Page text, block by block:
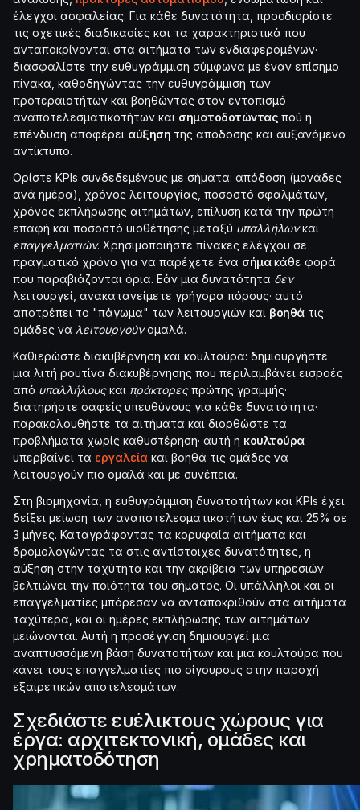
έλεγχοι ασφαλείας. Για κάθε δυνατότητα, προσδιορίστε
τις σχετικές διαδικασίες και τα χαρακτηριστικά που
ανταποκρίνονται στα αιτήματα των ενδιαφερομένων·
διασφαλίστε την ευθυγράμμιση σύμφωνα με έναν επίσημο
πίνακα, καθοδηγώντας την ευθυγράμμιση των
προτεραιοτήτων και βοηθώντας στον εντοπισμό
αναποτελεσματικοτήτων και σηματοδοτώντας πού η
επένδυση αποφέρει αύξηση της απόδοσης και αυξανόμενο
αντίκτυπο.
Ορίστε KPIs συνδεδεμένους με σήματα: απόδοση (μονάδες
ανά ημέρα), χρόνος λειτουργίας, ποσοστό σφαλμάτων,
χρόνος εκπλήρωσης αιτημάτων, επίλυση κατά την πρώτη
επαφή και ποσοστό υιοθέτησης μεταξύ υπαλλήλωνκαι
επαγγελματιών. Χρησιμοποιήστε πίνακες ελέγχου σε
πραγματικό χρόνο για να παρέχετε ένα σήμακάθε φορά
που παραβιάζονται όρια. Εάν μια δυνατότητα δεν
λειτουργεί, ανακατανείμετε γρήγορα πόρους· αυτό
αποτρέπει το "πάγωμα" των λειτουργιών και βοηθάτις
ομάδες να λειτουργούνομαλά.
Καθιερώστε διακυβέρνηση και κουλτούρα: δημιουργήστε
μια λιτή ρουτίνα διακυβέρνησης που περιλαμβάνει εισροές
από υπαλλήλουςκαι πράκτορεςπρώτης γραμμής·
διατηρήστε σαφείς υπευθύνους για κάθε δυνατότητα·
παρακολουθήστε τα αιτήματα και διορθώστε τα
προβλήματα χωρίς καθυστέρηση· αυτή η κουλτούρα
υπερβαίνει τα εργαλεία και βοηθά τις ομάδες να
λειτουργούν πιο ομαλά και με συνέπεια.
Στη βιομηχανία, η ευθυγράμμιση δυνατοτήτων και KPIs έχει
δείξει μείωση των αναποτελεσματικοτήτων έως και 25% σε
3 μήνες. Καταγράφοντας τα κορυφαία αιτήματα και
δρομολογώντας τα στις αντίστοιχες δυνατότητες, η
αύξηση στην ταχύτητα και την ακρίβεια των υπηρεσιών
βελτιώνει την ποιότητα του σήματος. Οι υπάλληλοι και οι
επαγγελματίες μπόρεσαν να ανταποκριθούν στα αιτήματα
ταχύτερα, και οι ημέρες εκπλήρωσης των αιτημάτων
μειώνονται. Αυτή η προσέγγιση δημιουργεί μια
αναπτυσσόμενη βάση δυνατοτήτων και μια κουλτούρα που
κάνει τους επαγγελματίες πιο σίγουρους στην παροχή
εξαιρετικών αποτελεσμάτων.
Σχεδιάστε ευέλικτους χώρους για
έργα: αρχιτεκτονική, ομάδες και
χρηματοδότηση